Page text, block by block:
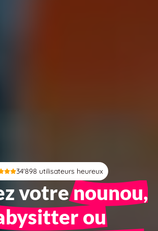
34'898 utilisateurs heureux
votrenounou,
ou